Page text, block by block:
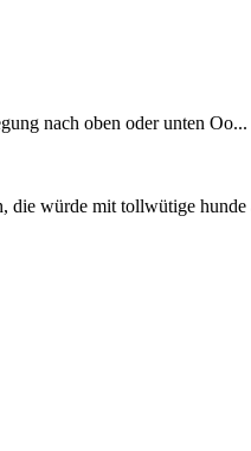
nach oben oder unten Oo...
würde mit tollwütige